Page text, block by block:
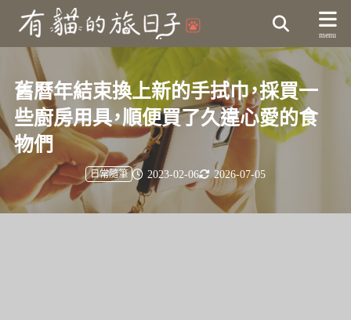
舊曆年結束換上新的手拭巾，採買一
些廚房用具，順便買了久違心愛的食
物們
2023-02-06 2026-07-05
日常隨筆